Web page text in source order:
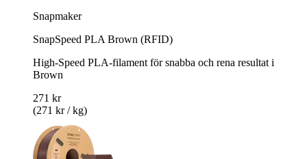
Snapmaker
SnapSpeed PLA Brown (RFID)
High-Speed PLA-filament för snabba och rena resultat i
Brown
271 kr
(271 kr / kg)